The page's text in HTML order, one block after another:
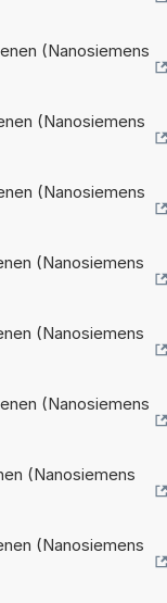
(Nanosiemens
(Nanosiemens
(Nanosiemens
(Nanosiemens
(Nanosiemens
(Nanosiemens
(Nanosiemens
(Nanosiemens